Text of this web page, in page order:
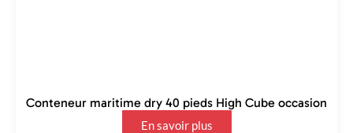
Conteneur maritime dry 40 pieds High Cube occasion
En savoir plus